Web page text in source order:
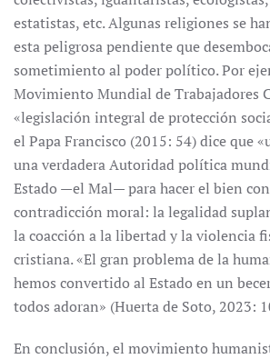
estatistas, etc. Algunas religiones se
esta peligrosa pendiente que
sometimiento al poder político. Por
Movimiento Mundial de Trabajadores
«legislación integral de protección
el Papa Francisco (2015: 54) dice que
una verdadera Autoridad política
Estado —el Mal— para hacer el bien
contradicción moral: la legalidad
la coacción a la libertad y la violencia
cristiana. «El gran problema de la
hemos convertido al Estado en un
todos adoran» (Huerta de Soto, 2023:
En conclusión, el movimiento